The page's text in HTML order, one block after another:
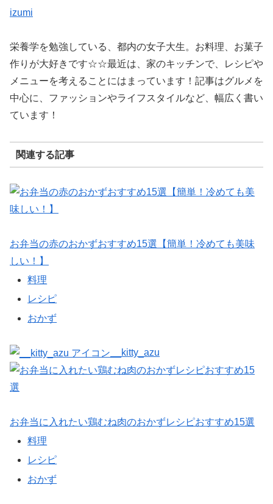
izumi
栄養学を勉強している、都内の女子大生。お料理、お菓子
作りが大好きです☆☆最近は、家のキッチンで、レシピや
メニューを考えることにはまっています！記事はグルメを
中心に、ファッションやライフスタイルなど、幅広く書い
ています！
関連する記事
お弁当の赤のおかずおすすめ15選【簡単！冷めても美味
しい！】
料理
レシピ
おかず
__kitty_azu
お弁当に入れたい鶏むね肉のおかずレシピおすすめ15選
料理
レシピ
おかず